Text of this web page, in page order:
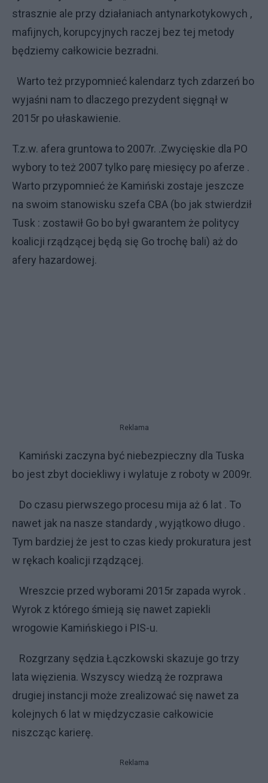
strasznie ale przy działaniach antynarkotykowych ,
mafijnych, korupcyjnych raczej bez tej metody
będziemy całkowicie bezradni.
Warto też przypomnieć kalendarz tych zdarzeń bo
wyjaśni nam to dlaczego prezydent sięgnął w
2015r po ułaskawienie.
T.z.w. afera gruntowa to 2007r. .Zwycięskie dla PO
wybory to też 2007 tylko parę miesięcy po aferze .
Warto przypomnieć że Kamiński zostaje jeszcze
na swoim stanowisku szefa CBA (bo jak stwierdził
Tusk : zostawił Go bo był gwarantem że politycy
koalicji rządzącej będą się Go trochę bali) aż do
afery hazardowej.
Reklama
Kamiński zaczyna być niebezpieczny dla Tuska
bo jest zbyt dociekliwy i wylatuje z roboty w 2009r.
Do czasu pierwszego procesu mija aż 6 lat . To
nawet jak na nasze standardy , wyjątkowo długo .
Tym bardziej że jest to czas kiedy prokuratura jest
w rękach koalicji rządzącej.
Wreszcie przed wyborami 2015r zapada wyrok .
Wyrok z którego śmieją się nawet zapiekli
wrogowie Kamińskiego i PIS-u.
Rozgrzany sędzia Łączkowski skazuje go trzy
lata więzienia. Wszyscy wiedzą że rozprawa
drugiej instancji może zrealizować się nawet za
kolejnych 6 lat w międzyczasie całkowicie
niszcząc karierę.
Reklama